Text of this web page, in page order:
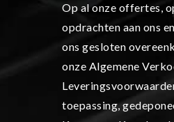
Op al onze offertes,
opdrachten aan ons
ons gesloten
onze Algemene
toepassing,